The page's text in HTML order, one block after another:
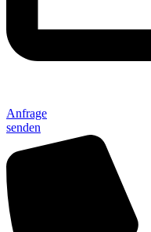
Anfrage
senden